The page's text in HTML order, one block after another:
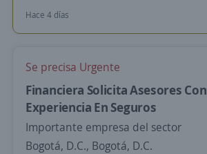
Hace 4 días
Se precisa Urgente
Financiera Solicita Asesores Con
Experiencia En Seguros
Importante empresa del sector
Bogotá, D.C., Bogotá, D.C.